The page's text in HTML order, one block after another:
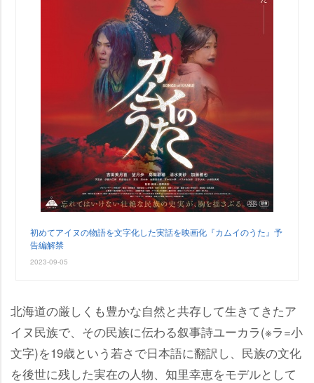
初めてアイヌの物語を文字化した実話を映画化『カムイのうた』予
告編解禁
2023-09-05
北海道の厳しくも豊かな自然と共存して生きてきたア
イヌ民族で、その民族に伝わる叙事詩ユーカラ(※ラ=小
文字)を19歳という若さで日本語に翻訳し、民族の文化
を後世に残した実在の人物、知里幸恵をモデルとして